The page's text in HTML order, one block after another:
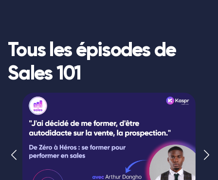
Tous les épisodes de
Sales 101